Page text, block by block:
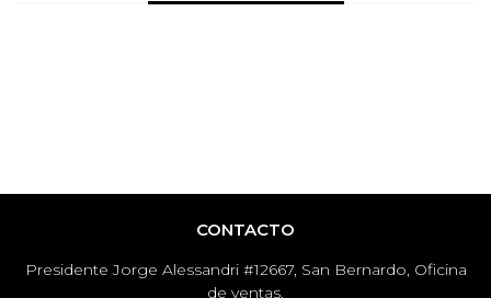
CONTACTO
Presidente Jorge Alessandri #12667, San Bernardo, Oficina
de ventas.